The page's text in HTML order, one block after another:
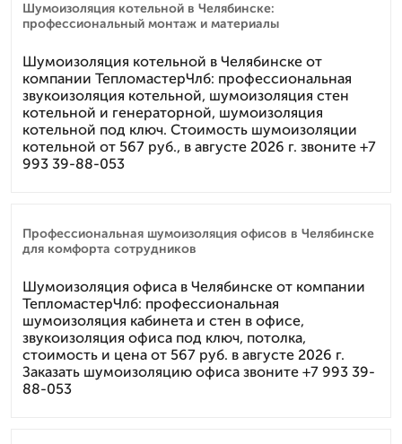
Шумоизоляция котельной в Челябинске:
профессиональный монтаж и материалы
Шумоизоляция котельной в Челябинске от
компании ТепломастерЧлб: профессиональная
звукоизоляция котельной, шумоизоляция стен
котельной и генераторной, шумоизоляция
котельной под ключ. Стоимость шумоизоляции
котельной от 567 руб., в августе 2026 г. звоните +7
993 39-88-053
Профессиональная шумоизоляция офисов в Челябинске
для комфорта сотрудников
Шумоизоляция офиса в Челябинске от компании
ТепломастерЧлб: профессиональная
шумоизоляция кабинета и стен в офисе,
звукоизоляция офиса под ключ, потолка,
стоимость и цена от 567 руб. в августе 2026 г.
Заказать шумоизоляцию офиса звоните +7 993 39-
88-053